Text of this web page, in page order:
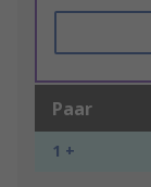
Paar
1 +